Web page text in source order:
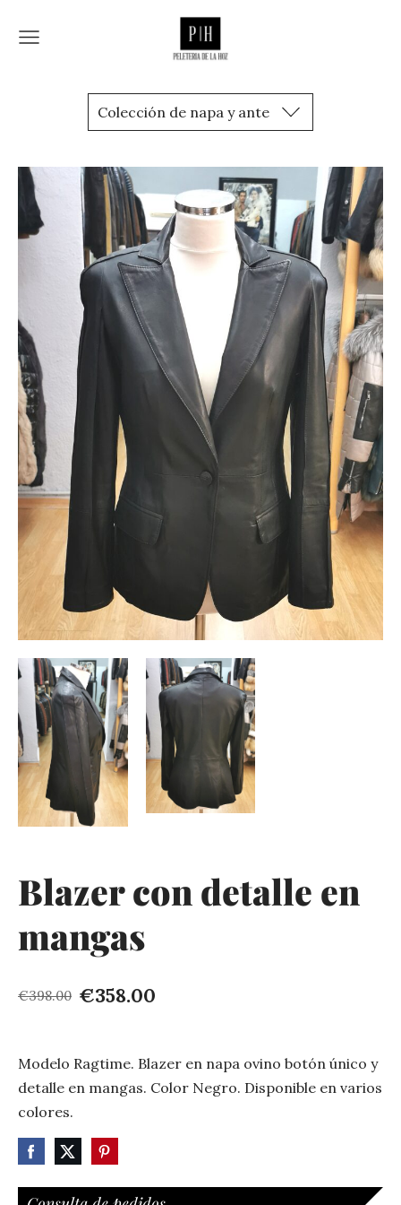
Colección de napa y ante
Blazer con detalle en
mangas
€398.00 €358.00
Modelo Ragtime. Blazer en napa ovino botón único y
detalle en mangas. Color Negro. Disponible en varios
colores.